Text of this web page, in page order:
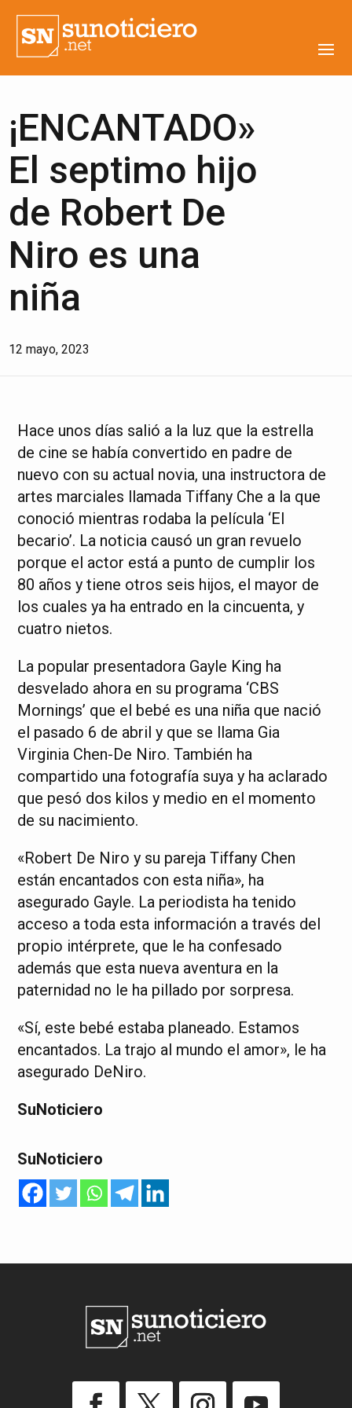
¡ENCANTADO»
El septimo hijo
de Robert De
Niro es una
niña
12 mayo, 2023
Hace unos días salió a la luz que la estrella
de cine se había convertido en padre de
nuevo con su actual novia, una instructora de
artes marciales llamada Tiffany Che a la que
conoció mientras rodaba la película ‘El
becario’. La noticia causó un gran revuelo
porque el actor está a punto de cumplir los
80 años y tiene otros seis hijos, el mayor de
los cuales ya ha entrado en la cincuenta, y
cuatro nietos.
La popular presentadora Gayle King ha
desvelado ahora en su programa ‘CBS
Mornings’ que el bebé es una niña que nació
el pasado 6 de abril y que se llama Gia
Virginia Chen-De Niro. También ha
compartido una fotografía suya y ha aclarado
que pesó dos kilos y medio en el momento
de su nacimiento.
«Robert De Niro y su pareja Tiffany Chen
están encantados con esta niña», ha
asegurado Gayle. La periodista ha tenido
acceso a toda esta información a través del
propio intérprete, que le ha confesado
además que esta nueva aventura en la
paternidad no le ha pillado por sorpresa.
«Sí, este bebé estaba planeado. Estamos
encantados. La trajo al mundo el amor», le ha
asegurado DeNiro.
SuNoticiero
SuNoticiero